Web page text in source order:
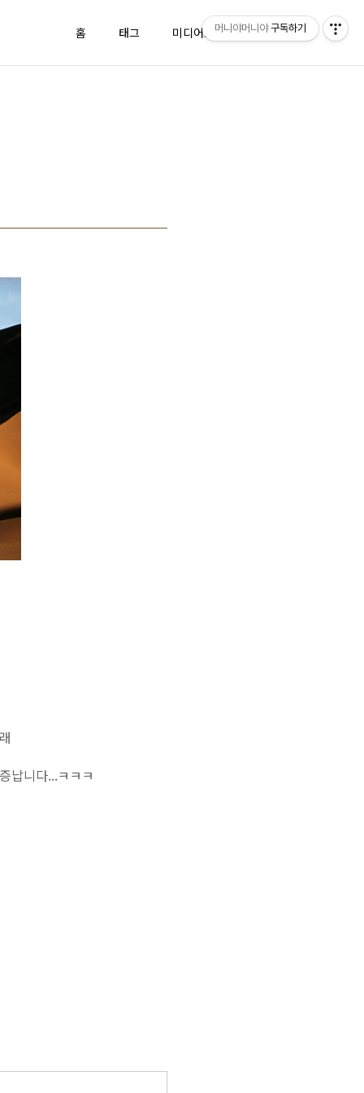
홈 태그 미디어로그 방명록
납니다...ㅋㅋㅋ
머니야머니야 구독하기